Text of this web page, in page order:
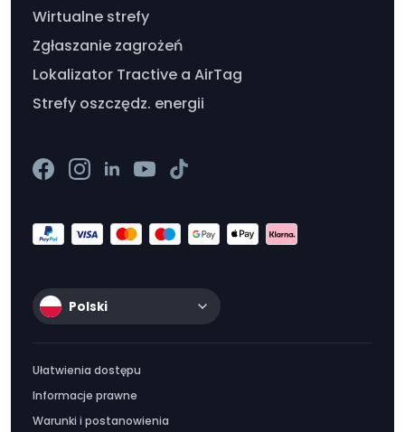
Wirtualne strefy
Zgłaszanie zagrożeń
Lokalizator Tractive a AirTag
Strefy oszczędz. energii
Polski
Ułatwienia dostępu
Informacje prawne
Warunki i postanowienia